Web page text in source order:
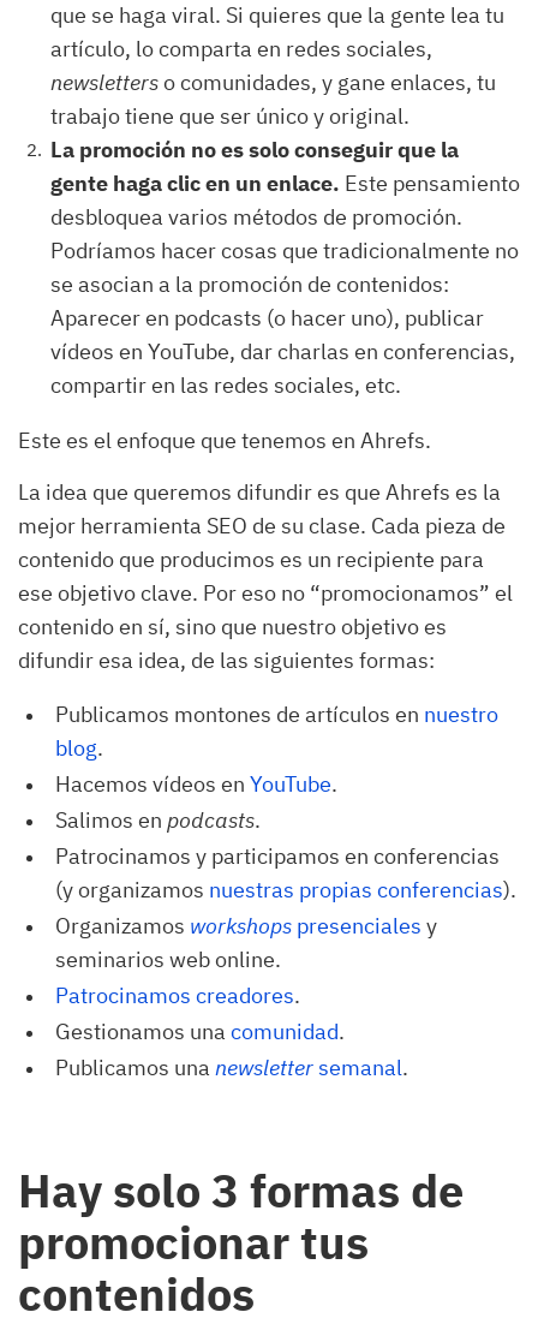
que se haga viral. Si quieres que la gente lea tu
artículo, lo comparta en redes sociales,
newsletterso comunidades, y gane enlaces, tu
trabajo tiene que ser único y original.
La promoción no es solo conseguir que la
gente haga clic en un enlace. Este pensamiento
desbloquea varios métodos de promoción.
Podríamos hacer cosas que tradicionalmente no
se asocian a la promoción de contenidos:
Aparecer en podcasts (o hacer uno), publicar
vídeos en YouTube, dar charlas en conferencias,
compartir en las redes sociales, etc.
Este es el enfoque que tenemos en Ahrefs.
La idea que queremos difundir es que Ahrefs es la
mejor herramienta SEO de su clase. Cada pieza de
contenido que producimos es un recipiente para
ese objetivo clave. Por eso no “promocionamos” el
contenido en sí, sino que nuestro objetivo es
difundir esa idea, de las siguientes formas:
Publicamos montones de artículos en nuestro
blog.
Hacemos vídeos en YouTube.
Salimos en podcasts.
Patrocinamos y participamos en conferencias
(y organizamos nuestras propias conferencias).
Organizamos workshops presenciales y
seminarios web online.
Patrocinamos creadores.
Gestionamos una comunidad.
Publicamos una newsletter semanal.
Hay solo 3 formas de
promocionar tus
contenidos